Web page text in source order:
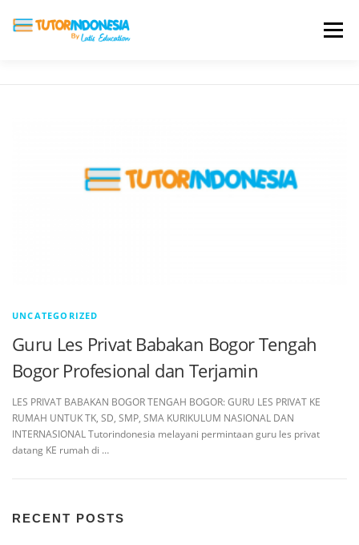
Menu
UNCATEGORIZED
Guru Les Privat Babakan Bogor Tengah
Bogor Profesional dan Terjamin
LES PRIVAT BABAKAN BOGOR TENGAH BOGOR: GURU LES PRIVAT KE
RUMAH UNTUK TK, SD, SMP, SMA KURIKULUM NASIONAL DAN
INTERNASIONAL Tutorindonesia melayani permintaan guru les privat
datang KE rumah di …
RECENT POSTS